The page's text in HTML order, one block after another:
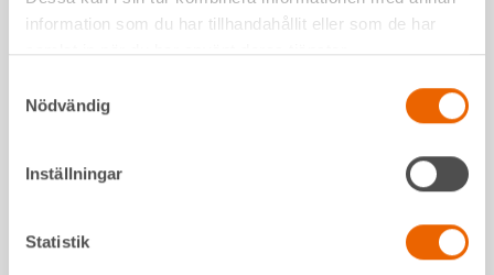
information som du har tillhandahållit eller som de har
samlat in när du har använt deras tjänster.
Nödvändig
Inställningar
Statistik
Art.nr: 823263